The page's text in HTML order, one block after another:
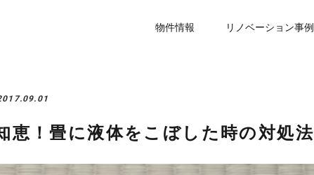
物件情報 リノベーション事例
恵！畳に液体をこぼした時の対処法